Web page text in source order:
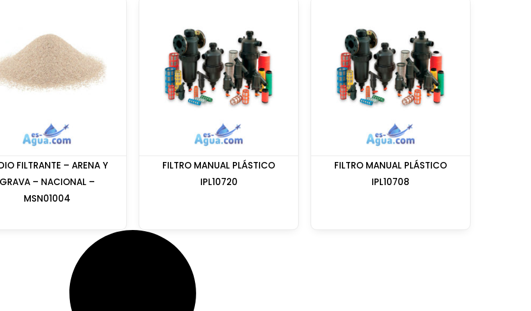
FILTRANTE – ARENA Y
– NACIONAL –
MSN01004
FILTRO MANUAL PLÁSTICO
IPL10720
FILTRO MANUAL PLÁSTICO
IPL10708